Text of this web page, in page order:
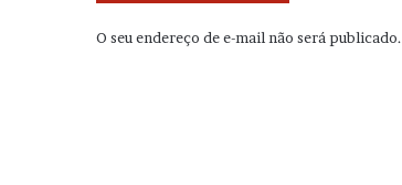
O seu endereço de e-mail não será publicado.